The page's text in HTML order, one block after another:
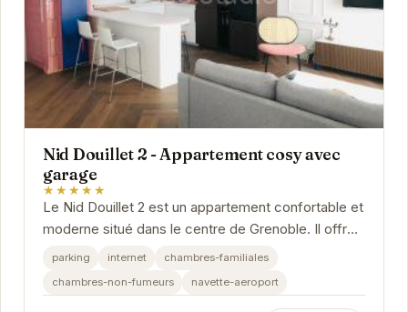
Nid Douillet 2 - Appartement cosy avec
garage
★★★★★
Le Nid Douillet 2 est un appartement confortable et
moderne situé dans le centre de Grenoble. Il offre
un accès facile aux principales attractions...
parking internet
chambres-familiales
chambres-non-fumeurs
navette-aeroport